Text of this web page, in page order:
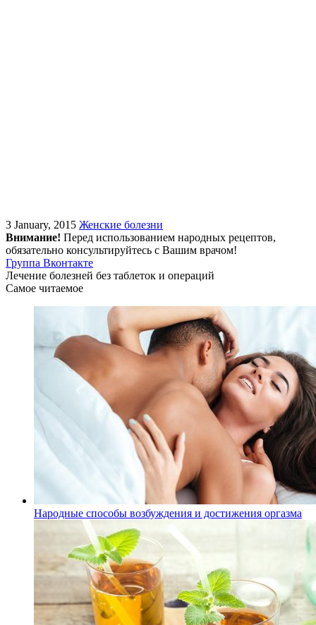
3 January, 2015 Женские болезни
Внимание! Перед использованием народных рецептов,
обязательно консультируйтесь с Вашим врачом!
Группа Вконтакте
Лечение болезней без таблеток и операций
Самое читаемое
Народные способы возбуждения и достижения оргазма